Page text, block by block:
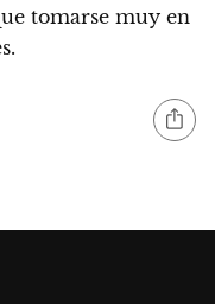
tomarse muy en